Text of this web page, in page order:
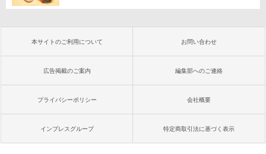
本サイトのご利用について お問い合わせ
広告掲載のご案内 編集部へのご連絡
プライバシーポリシー 会社概要
インプレスグループ 特定商取引法に基づく表示